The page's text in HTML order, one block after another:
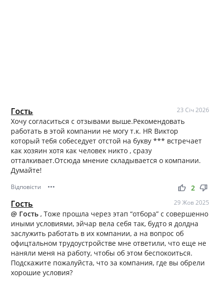
Гость 23 Січ 2026
Хочу согласиться с отзывами выше.Рекомендовать
работать в этой компании не могу т.к. НR Виктор
который тебя собеседует отстой на букву *** встречает
как хозяин хотя как человек никто , сразу
отталкивает.Отсюда мнение складывается о компании.
Думайте!
Відповісти ••• thumb_up thumb_down
2
Гость 29 Жов 2025
@ Гость, Тоже прошла через этап “отбора” с совершенно
иными условиями, эйчар вела себя так, будто я долдна
заслужить работать в их компании, а на вопрос об
офицтальном трудоустройстве мне ответили, что еще не
наняли меня на работу, чтобы об этом беспокоиться.
Подскажите пожалуйста, что за компания, где вы обрели
хорошие условия?